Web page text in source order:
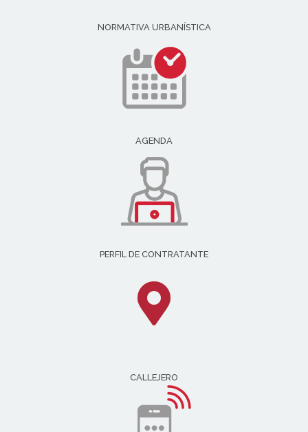
NORMATIVA URBANÍSTICA
AGENDA
PERFIL DE CONTRATANTE
CALLEJERO